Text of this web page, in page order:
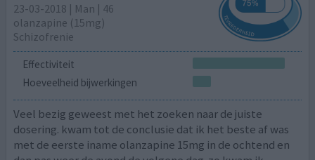
23-03-2018 | Man | 46
olanzapine (15mg)
Schizofrenie
Effectiviteit
Hoeveelheid bijwerkingen
Veel bezig geweest met het zoeken naar de juiste
dosering. kwam tot de conclusie dat ik het beste af was
met de eerste iname olanzapine 15mg in de ochtend en